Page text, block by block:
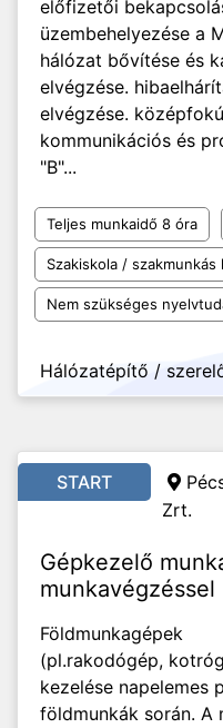
előfizetői
üzembehelyezése a
hálózat bővítése és
elvégzése.
elvégzése.
kommunikációs és
"B"...
Teljes munkaidő 8 óra
Szakiskola / szakmunkás
Nem szükséges
Hálózatépítő /
START
Zrt.
Gépkezelő
munkavégzéssel
Földmunkagépek
(pl.rakodógép,
kezelése napelemes
földmunkák során. A